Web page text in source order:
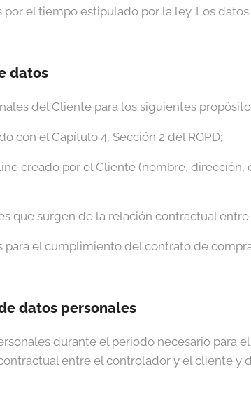
el tiempo estipulado por la ley. Los
datos
del Cliente para los siguientes
con el Capítulo 4, Sección 2 del RGPD;
creado por el Cliente (nombre,
que surgen de la relación contractual
para el cumplimiento del contrato de
datos personales
durante el período necesario para
entre el controlador y el cliente y